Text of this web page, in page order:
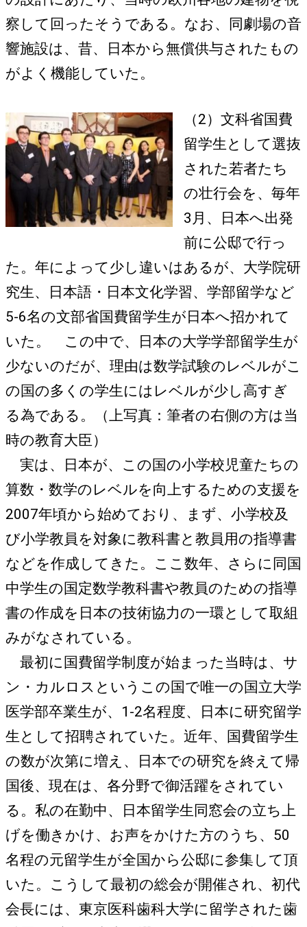
察して回ったそうである。なお、同劇場の音
響施設は、昔、日本から無償供与されたもの
がよく機能していた。
（2）文科省国費
留学生として選抜
された若者たち
の壮行会を、毎年
3月、日本へ出発
前に公邸で行っ
た。年によって少し違いはあるが、大学院研
究生、日本語・日本文化学習、学部留学など
5-6名の文部省国費留学生が日本へ招かれて
いた。 この中で、日本の大学学部留学生が
少ないのだが、理由は数学試験のレベルがこ
の国の多くの学生にはレベルが少し高すぎ
る為である。（上写真：筆者の右側の方は当
時の教育大臣）
実は、日本が、この国の小学校児童たちの
算数・数学のレベルを向上するための支援を
2007年頃から始めており、まず、小学校及
び小学教員を対象に教科書と教員用の指導書
などを作成してきた。ここ数年、さらに同国
中学生の国定数学教科書や教員のための指導
書の作成を日本の技術協力の一環として取組
みがなされている。
最初に国費留学制度が始まった当時は、サ
ン・カルロスというこの国で唯一の国立大学
医学部卒業生が、1-2名程度、日本に研究留学
生として招聘されていた。近年、国費留学生
の数が次第に増え、日本での研究を終えて帰
国後、現在は、各分野で御活躍をされてい
る。私の在勤中、日本留学生同窓会の立ち上
げを働きかけ、お声をかけた方のうち、50
名程の元留学生が全国から公邸に参集して頂
いた。こうして最初の総会が開催され、初代
会長には、東京医科歯科大学に留学された歯